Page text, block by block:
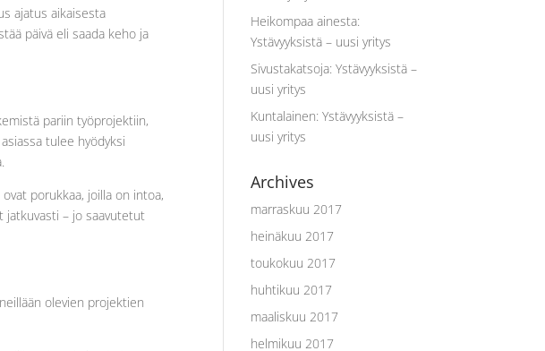
ajatus aikaisesta
päivä eli saada keho ja
pariin työprojektiin,
tulee hyödyksi
porukkaa, joilla on intoa,
jatkuvasti – jo saavutetut
olevien projektien
Heikompaa ainesta:
Ystävyyksistä – uusi yritys
Sivustakatsoja:Ystävyyksistä –
uusi yritys
Kuntalainen:Ystävyyksistä –
uusi yritys
Archives
marraskuu 2017
heinäkuu 2017
toukokuu 2017
huhtikuu 2017
maaliskuu 2017
helmikuu 2017